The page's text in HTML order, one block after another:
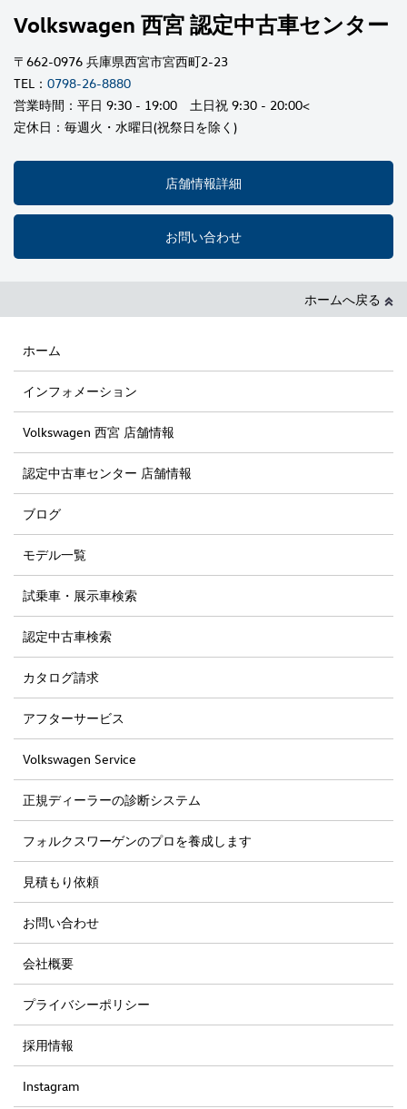
Volkswagen 西宮 認定中古車センター
〒662-0976 兵庫県西宮市宮西町2-23
TEL： 0798-26-8880
営業時間：平日 9:30 - 19:00 土日祝 9:30 - 20:00<
定休日：毎週火・水曜日(祝祭日を除く)
店舗情報詳細
お問い合わせ
ホームへ戻る
ホーム
インフォメーション
Volkswagen 西宮 店舗情報
認定中古車センター 店舗情報
ブログ
モデル一覧
試乗車・展示車検索
認定中古車検索
カタログ請求
アフターサービス
Volkswagen Service
正規ディーラーの診断システム
フォルクスワーゲンのプロを養成します
見積もり依頼
お問い合わせ
会社概要
プライバシーポリシー
採用情報
Instagram